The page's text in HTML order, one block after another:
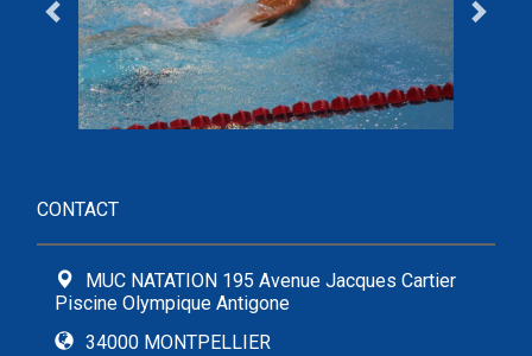
CONTACT
MUC NATATION 195 Avenue Jacques Cartier
Piscine Olympique Antigone
34000 MONTPELLIER